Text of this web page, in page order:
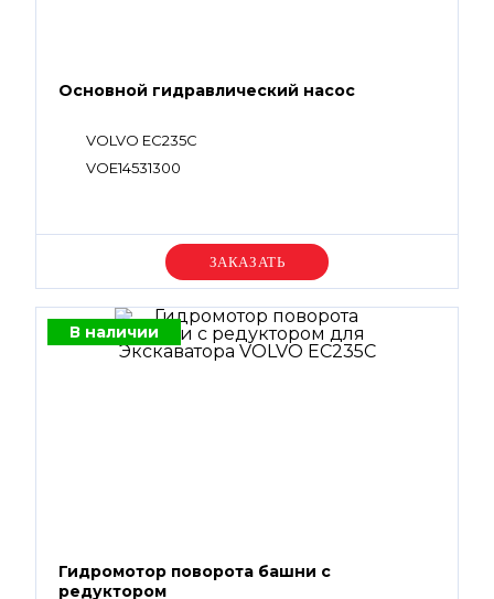
Основной гидравлический насос
VOLVO EC235C
VOE14531300
Уточняйте цену
В наличии
Гидромотор поворота башни с
редуктором